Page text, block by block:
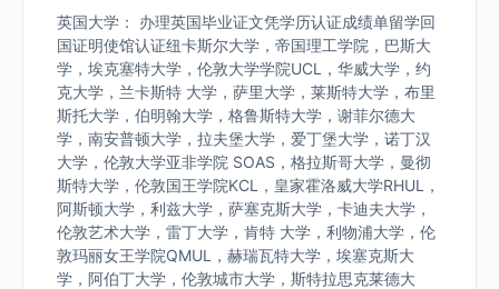
英国大学： 办理英国毕业证文凭学历认证成绩单留学回
国证明使馆认证纽卡斯尔大学，帝国理工学院，巴斯大
学，埃克塞特大学，伦敦大学学院UCL，华威大学，约
克大学，兰卡斯特 大学，萨里大学，莱斯特大学，布里
斯托大学，伯明翰大学，格鲁斯特大学，谢菲尔德大
学，南安普顿大学，拉夫堡大学，爱丁堡大学，诺丁汉
大学，伦敦大学亚非学院 SOAS，格拉斯哥大学，曼彻
斯特大学，伦敦国王学院KCL，皇家霍洛威大学RHUL，
阿斯顿大学，利兹大学，萨塞克斯大学，卡迪夫大学，
伦敦艺术大学，雷丁大学，肯特 大学，利物浦大学，伦
敦玛丽女王学院QMUL，赫瑞瓦特大学，埃塞克斯大
学，阿伯丁大学，伦敦城市大学，斯特拉思克莱德大